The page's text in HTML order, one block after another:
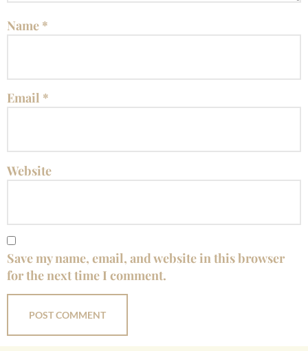
Name *
Email *
Website
Save my name, email, and website in this browser
for the next time I comment.